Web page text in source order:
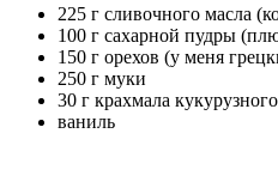
225 г сливочного масла
100 г сахарной пудры
150 г орехов (у меня
250 г муки
30 г крахмала кукурузного
ваниль